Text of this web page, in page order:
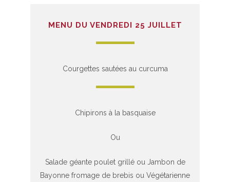
MENU DU VENDREDI 25 JUILLET
Courgettes sautées au curcuma
Chipirons à la basquaise
Ou
Salade géante poulet grillé ou Jambon de
Bayonne fromage de brebis ou Végétarienne